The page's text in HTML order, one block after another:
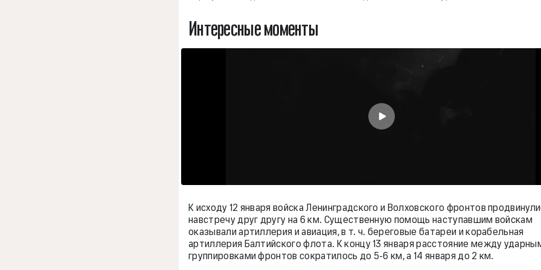
Интересные моменты
К исходу 12 января войска Ленинградского и Волховского фронтов
навстречу друг другу на 6 км. Существенную помощь наступавшим войскам
оказывали артиллерия и авиация, в т. ч. береговые батареи и корабельная
артиллерия Балтийского флота. К концу 13 января расстояние между
группировками фронтов сократилось до 5-6 км, а 14 января до 2 км.